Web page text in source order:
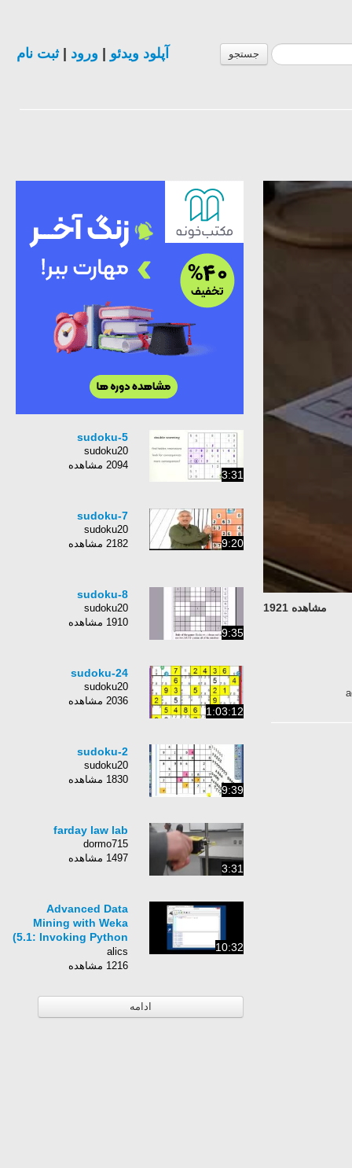
جستجو آپلود ویدئو ورود |ثبت نام
مشاهده 1921
3:31
sudoku-5
sudoku20
2094 مشاهده
9:20
sudoku-7
sudoku20
2182 مشاهده
9:35
sudoku-8
sudoku20
1910 مشاهده
1:03:12
sudoku-24
sudoku20
2036 مشاهده
9:39
sudoku-2
sudoku20
1830 مشاهده
3:31
farday law lab
dormo715
1497 مشاهده
10:32
Advanced Data
Mining with Weka
(5.1: Invoking Python
from Weka)
alics
1216 مشاهده
ادامه